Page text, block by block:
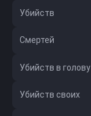
Убийств
Смертей
Убийств в голову
Убийств своих